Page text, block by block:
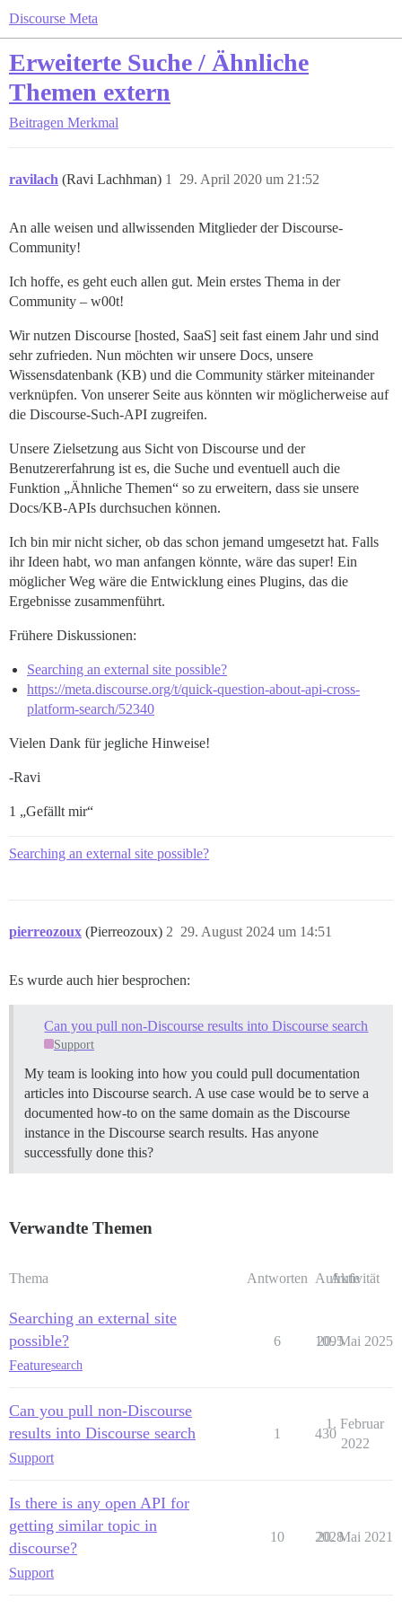
Discourse Meta
Erweiterte Suche / Ähnliche
Themen extern
Beitragen Merkmal
ravilach (Ravi Lachhman) 29. April 2020 um 21:52
1
An alle weisen und allwissenden Mitglieder der Discourse-
Community!
Ich hoffe, es geht euch allen gut. Mein erstes Thema in der
Community – w00t!
Wir nutzen Discourse [hosted, SaaS] seit fast einem Jahr und sind
sehr zufrieden. Nun möchten wir unsere Docs, unsere
Wissensdatenbank (KB) und die Community stärker miteinander
verknüpfen. Von unserer Seite aus könnten wir möglicherweise auf
die Discourse-Such-API zugreifen.
Unsere Zielsetzung aus Sicht von Discourse und der
Benutzererfahrung ist es, die Suche und eventuell auch die
Funktion „Ähnliche Themen“ so zu erweitern, dass sie unsere
Docs/KB-APIs durchsuchen können.
Ich bin mir nicht sicher, ob das schon jemand umgesetzt hat. Falls
ihr Ideen habt, wo man anfangen könnte, wäre das super! Ein
möglicher Weg wäre die Entwicklung eines Plugins, das die
Ergebnisse zusammenführt.
Frühere Diskussionen:
Searching an external site possible?
https://meta.discourse.org/t/quick-question-about-api-cross-
platform-search/52340
Vielen Dank für jegliche Hinweise!
-Ravi
1 „Gefällt mir“
Searching an external site possible?
pierreozoux (Pierreozoux) 29. August 2024 um 14:51
2
Es wurde auch hier besprochen:
Can you pull non-Discourse results into Discourse search
Support
My team is looking into how you could pull documentation
articles into Discourse search. A use case would be to serve a
documented how-to on the same domain as the Discourse
instance in the Discourse search results. Has anyone
successfully done this?
Verwandte Themen
Thema Antworten Aufrufe
Aktivität
Searching an external site
possible?
Featuresearch
6 1095
20. Mai 2025
Can you pull non-Discourse
results into Discourse search
Support
1 430
1. Februar
2022
Is there is any open API for
getting similar topic in
discourse?
Support
10 2028
20. Mai 2021